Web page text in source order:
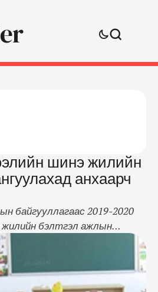
шинэ жилийн
анхаарч
байгууллагаас 2019-2020
жилийн бэлтгэл ажлын
үйл ажиллагаа явуулж буй
сургууль, их, дээд
боловсрол,
урьдчилан сэргийлэх